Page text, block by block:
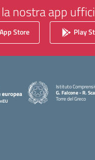
nostra app
App Store Play
Istituto
G. Falcone - R.
Torre del Greco